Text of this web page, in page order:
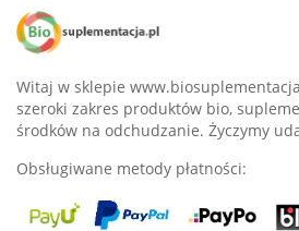
Witaj w sklepie
szeroki zakres produktów bio,
środków na odchudzanie. Życzymy
Obsługiwane metody płatności: